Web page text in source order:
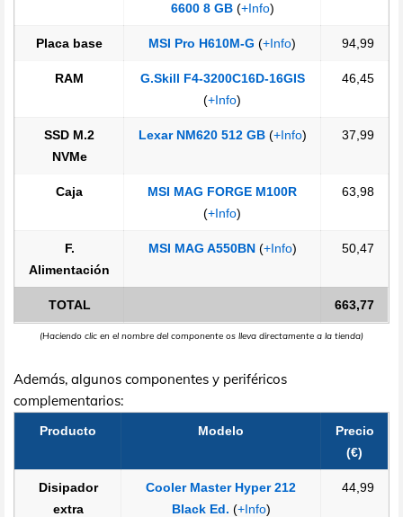
6600 8 GB(+Info)
Placa base MSI Pro H610M-G (+Info) 94,99
RAM
G.Skill F4-3200C16D-16GIS
(+Info)
46,45
SSD M.2
NVMe
Lexar NM620 512 GB(+Info) 37,99
Caja
MSI MAG FORGE M100R
(+Info)
63,98
F.
Alimentación
MSI MAG A550BN(+Info) 50,47
TOTAL 663,77
(Haciendo clic en el nombre del componente os lleva directamente a la tienda)
Además, algunos componentes y periféricos
complementarios:
Producto Modelo
Precio
(€)
Disipador
extra
Cooler Master Hyper 212
Black Ed. (+Info)
44,99